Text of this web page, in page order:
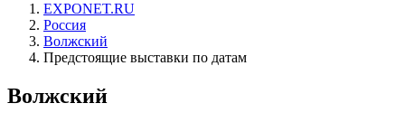
EXPONET.RU
Россия
Волжский
Предстоящие выставки по датам
Волжский